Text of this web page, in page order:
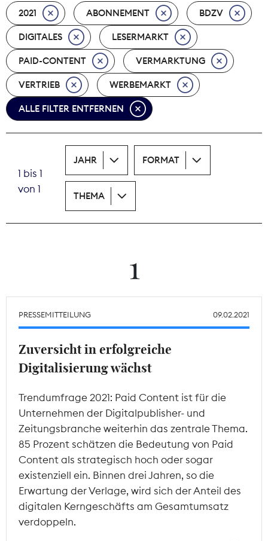
Nachhaltigkeit
Nachwuchs
Nova Award
Pressefreiheit
Print
Recht
Tarifpolitik
Theodor-Wolff-Preis
Mitgliederbereich
2021 ABONNEMENT BDZV
DIGITALES LESERMARKT
PAID-CONTENT VERMARKTUNG
VERTRIEB WERBEMARKT
ALLE FILTER ENTFERNEN
1 bis 1
von 1
JAHR FORMAT
THEMA
1
PRESSEMITTEILUNG 09.02.2021
Zuversicht in erfolgreiche
Digitalisierung wächst
Trendumfrage 2021: Paid Content ist für die
Unternehmen der Digitalpublisher- und
Zeitungsbranche weiterhin das zentrale Thema.
85 Prozent schätzen die Bedeutung von Paid
Content als strategisch hoch oder sogar
existenziell ein. Binnen drei Jahren, so die
Erwartung der Verlage, wird sich der Anteil des
digitalen Kerngeschäfts am Gesamtumsatz
verdoppeln.